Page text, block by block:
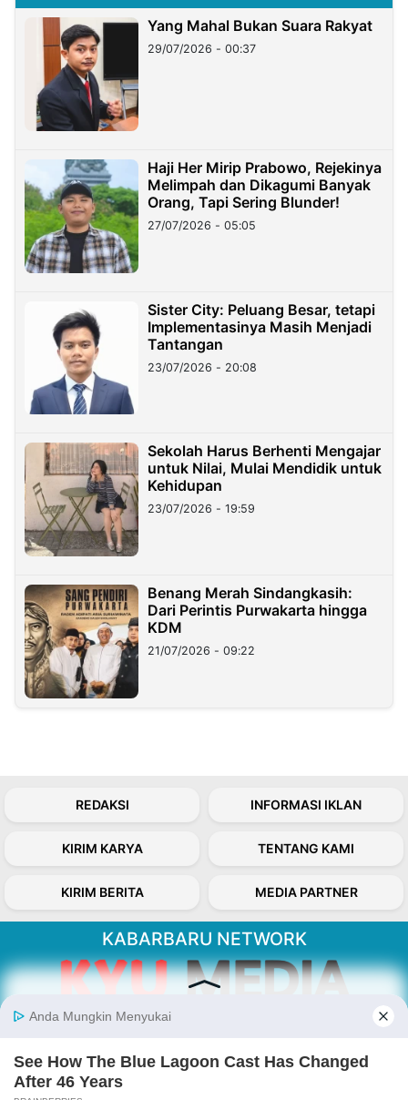
Yang Mahal Bukan Suara Rakyat
29/07/2026 - 00:37
Haji Her Mirip Prabowo, Rejekinya
Melimpah dan Dikagumi Banyak
Orang, Tapi Sering Blunder!
27/07/2026 - 05:05
Sister City: Peluang Besar, tetapi
Implementasinya Masih Menjadi
Tantangan
23/07/2026 - 20:08
Sekolah Harus Berhenti Mengajar
untuk Nilai, Mulai Mendidik untuk
Kehidupan
23/07/2026 - 19:59
Benang Merah Sindangkasih:
Dari Perintis Purwakarta hingga
KDM
21/07/2026 - 09:22
REDAKSI INFORMASI IKLAN
KIRIM KARYA TENTANG KAMI
KIRIM BERITA MEDIA PARTNER
KABARBARU NETWORK
Kabarbaru.co menyajikan berita aktual dan